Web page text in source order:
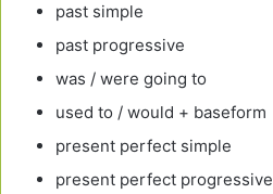
past simple
past progressive
was / were going to
used to / would + baseform
present perfect simple
present perfect progressive